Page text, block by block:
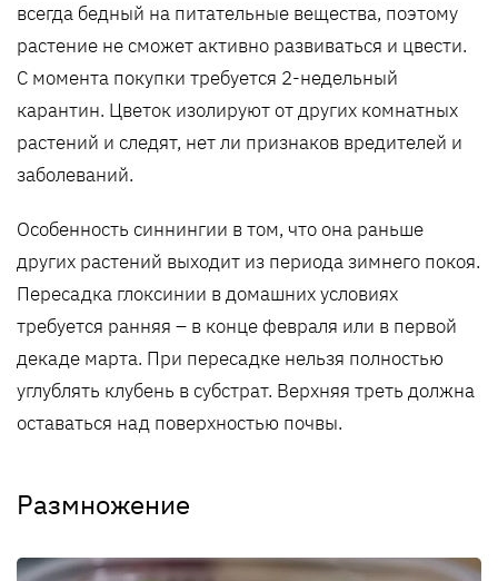
всегда бедный на питательные вещества, поэтому
растение не сможет активно развиваться и цвести.
С момента покупки требуется 2-недельный
карантин. Цветок изолируют от других комнатных
растений и следят, нет ли признаков вредителей и
заболеваний.
Особенность синнингии в том, что она раньше
других растений выходит из периода зимнего покоя.
Пересадка глоксинии в домашних условиях
требуется ранняя – в конце февраля или в первой
декаде марта. При пересадке нельзя полностью
углублять клубень в субстрат. Верхняя треть должна
оставаться над поверхностью почвы.
Размножение